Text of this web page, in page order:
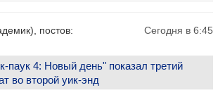
постов:
Сегодня в 6:45
паук 4: Новый день" показал третий
во второй уик-энд